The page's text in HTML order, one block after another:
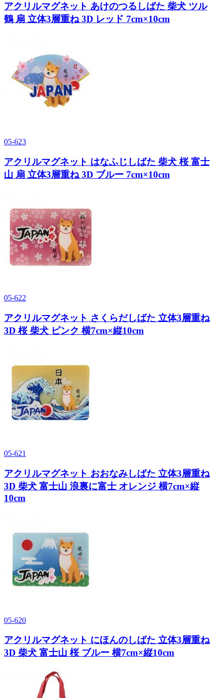
アクリルマグネット あけのつるしばた 柴犬 ツル
鶴 扇 立体3層重ね 3D レッド 7cm×10cm
05-623
アクリルマグネット はなふじしばた 柴犬 桜 富士
山 扇 立体3層重ね 3D ブルー 7cm×10cm
05-622
アクリルマグネット さくらだしばた 立体3層重ね
3D 桜 柴犬 ピンク 横7cm×縦10cm
05-621
アクリルマグネット おおなみしばた 立体3層重ね
3D 柴犬 富士山 浪裏に富士 オレンジ 横7cm×縦
10cm
05-620
アクリルマグネット にほんのしばた 立体3層重ね
3D 柴犬 富士山 桜 ブルー 横7cm×縦10cm